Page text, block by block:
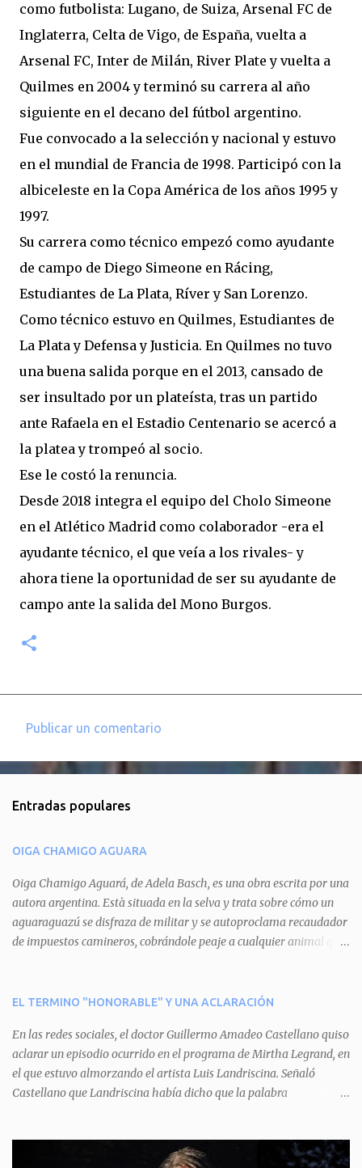
como futbolista: Lugano, de Suiza, Arsenal FC de
Inglaterra, Celta de Vigo, de España, vuelta a
Arsenal FC, Inter de Milán, River Plate y vuelta a
Quilmes en 2004 y terminó su carrera al año
siguiente en el decano del fútbol argentino.
Fue convocado a la selección y nacional y estuvo
en el mundial de Francia de 1998. Participó con la
albiceleste en la Copa América de los años 1995 y
1997.
Su carrera como técnico empezó como ayudante
de campo de Diego Simeone en Rácing,
Estudiantes de La Plata, Ríver y San Lorenzo.
Como técnico estuvo en Quilmes, Estudiantes de
La Plata y Defensa y Justicia. En Quilmes no tuvo
una buena salida porque en el 2013, cansado de
ser insultado por un plateísta, tras un partido
ante Rafaela en el Estadio Centenario se acercó a
la platea y trompeó al socio.
Ese le costó la renuncia.
Desde 2018 integra el equipo del Cholo Simeone
en el Atlético Madrid como colaborador -era el
ayudante técnico, el que veía a los rivales- y
ahora tiene la oportunidad de ser su ayudante de
campo ante la salida del Mono Burgos.
e
t
a
r
i
o
Publicar un comentario
Entradas populares
OIGA CHAMIGO AGUARA
Oiga Chamigo Aguará, de Adela Basch, es una obra escrita por una
autora argentina. Està situada en la selva y trata sobre cómo un
aguaraguazú se disfraza de militar y se autoproclama recaudador
de impuestos camineros, cobrándole peaje a cualquier animal que
aguará le provoca. De igual manera pasa con Tatú, el armadillo.
del aguará y pasa sin pagar. Por último, Tui, la cotorra, deja
expuesta la mentira del aguará y arenga a los otros tres
personajes a unirse para enfrentarlo. Finalmente, terminan por
quitarle el disfraz de militar, y el aguará huye despavorido al verse
una propuesta muy divertida con canciones en vivo, máscaras, una
EL TERMINO "HONORABLE" Y UNA ACLARACIÓN
En las redes sociales, el doctor Guillermo Amadeo Castellano quiso
aclarar un episodio ocurrido en el programa de Mirtha Legrand, en
el que estuvo almorzando el artista Luis Landriscina. Señaló
Castellano que Landriscina había dicho que la palabra
servicio a la patria y debía ser sin remuneración". Agrega el letrado